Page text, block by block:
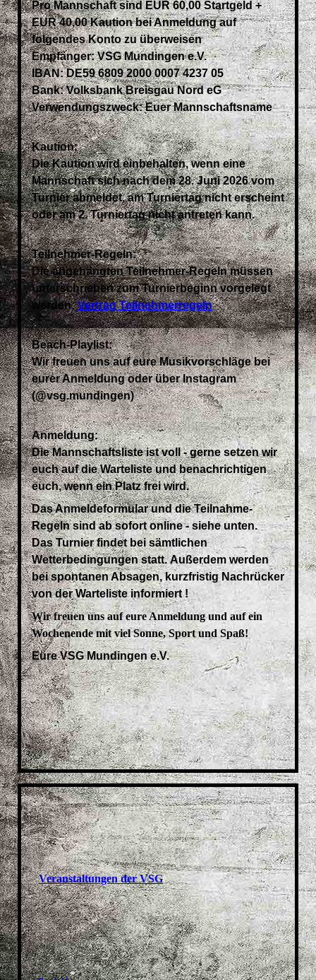
Pro Mannschaft sind EUR 60,00 Startgeld +
EUR 40,00 Kaution bei Anmeldung auf
folgendes Konto zu überweisen
Empfänger: VSG Mundingen e.V.
IBAN: DE59 6809 2000 0007 4237 05
Bank: Volksbank Breisgau Nord eG
Verwendungszweck: Euer Mannschaftsname
Kaution:
Die Kaution wird einbehalten, wenn eine
Mannschaft sich nach dem 28. Juni 2026 vom
Turnier abmeldet, am Turniertag nicht erscheint
oder am 2. Turniertag nicht antreten kann.
Teilnehmer-Regeln:
Die angehängten Teilnehmer-Regeln müssen
unterschrieben zum Turnierbeginn vorgelegt
werden:Vertrag Teilnehmerregeln
Beach-Playlist:
Wir freuen uns auf eure Musikvorschläge bei
eurer Anmeldung oder über Instagram
(@vsg.mundingen)
Anmeldung:
Die Mannschaftsliste ist voll - gerne setzen wir
euch auf die Warteliste und benachrichtigen
euch, wenn ein Platz frei wird.
Das Anmeldeformular und die Teilnahme-
Regeln sind ab sofort online - siehe unten.
Das Turnier findet bei sämtlichen
Wetterbedingungen statt. Außerdem werden
bei spontanen Absagen, kurzfristig Nachrücker
von der Warteliste informiert !
Wir freuen uns auf eure Anmeldung und auf ein
Wochenende mit viel Sonne, Sport und Spaß!
Eure VSG Mundingen e.V.
Veranstaltungen der VSG